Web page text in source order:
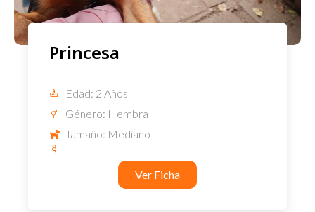
Princesa
Edad: 2 Años
Género: Hembra
Tamaño: Mediano
Ver Ficha